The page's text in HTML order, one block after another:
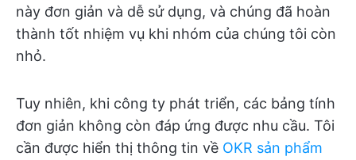
này đơn giản và dễ sử dụng, và chúng đã hoàn
thành tốt nhiệm vụ khi nhóm của chúng tôi còn
nhỏ.
Tuy nhiên, khi công ty phát triển, các bảng tính
đơn giản không còn đáp ứng được nhu cầu. Tôi
cần được hiển thị thông tin về OKR sản phẩm